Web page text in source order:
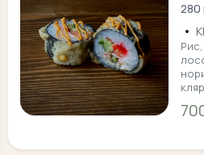
280
•